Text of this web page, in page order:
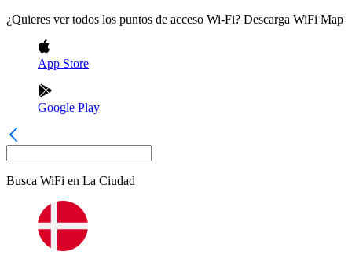
¿Quieres ver todos los puntos de acceso Wi-Fi? Descarga WiFi Map
App Store
Google Play
Busca WiFi en La Ciudad